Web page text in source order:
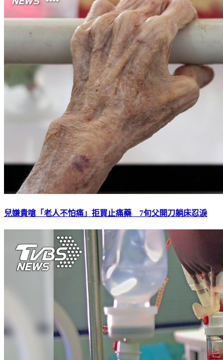
兒嫌貴嗆「老人不怕痛」拒買止痛藥 7旬父開刀躺床忍淚